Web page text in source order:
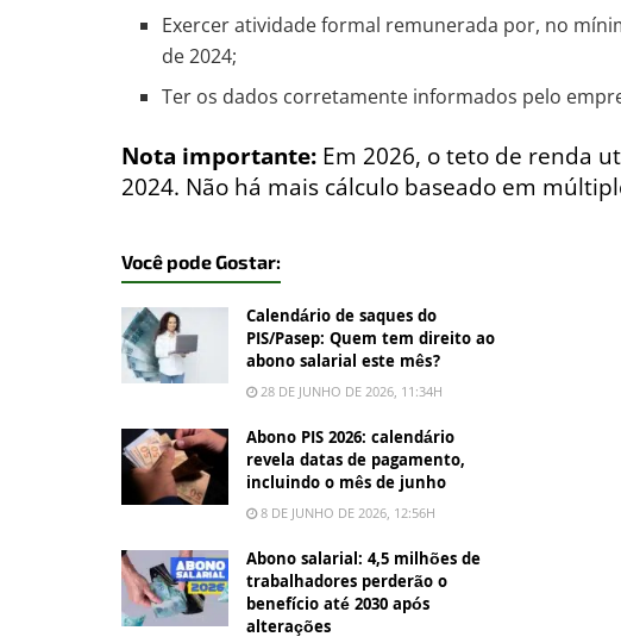
Exercer atividade formal remunerada por, no
de 2024;
Ter os dados corretamente informados pelo
Nota importante: Em 2026, o teto de renda
2024. Não há mais cálculo baseado em
Você pode Gostar:
Calendário de saques do
PIS/Pasep: Quem tem direito ao
abono salarial este mês?
28 DE JUNHO DE 2026, 11:34H
Abono PIS 2026: calendário
revela datas de pagamento,
incluindo o mês de junho
8 DE JUNHO DE 2026, 12:56H
Abono salarial: 4,5 milhões de
trabalhadores perderão o
benefício até 2030 após
alterações